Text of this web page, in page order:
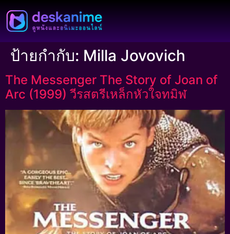
ป้ายกำกับ: Milla Jovovich
The Messenger The Story of Joan of
Arc (1999) วีรสตรีเหล็กหัวใจทมิฬ